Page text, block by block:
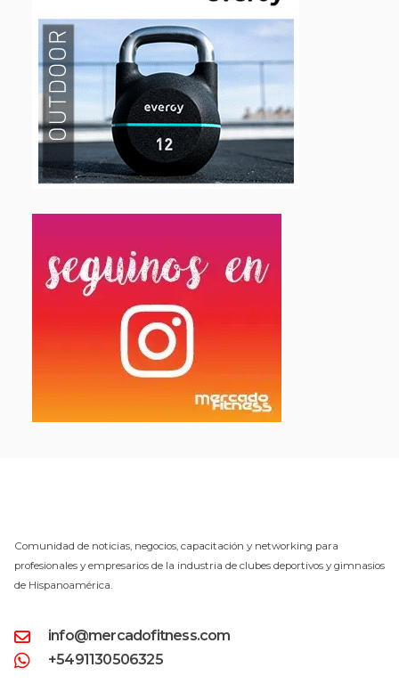
Comunidad de noticias, negocios, capacitación y networking para
profesionales y empresarios de la industria de clubes deportivos y gimnasios
de Hispanoamérica.
info@mercadofitness.com
+5491130506325